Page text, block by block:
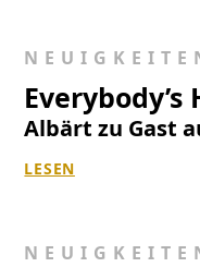
Albärt zu Gast
LESEN